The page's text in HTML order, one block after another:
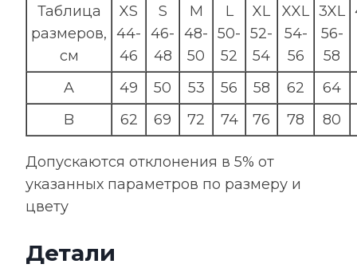
Таблица
размеров,
см
XS
44-
46
S
46-
48
M
48-
50
L
50-
52
XL
52-
54
XXL
54-
56
3XL
56-
58
A 49 50 53 56 58 62
64
B
62 69 72 74 76 78 80
Допускаются отклонения в 5% от
указанных параметров по размеру и
цвету
Детали